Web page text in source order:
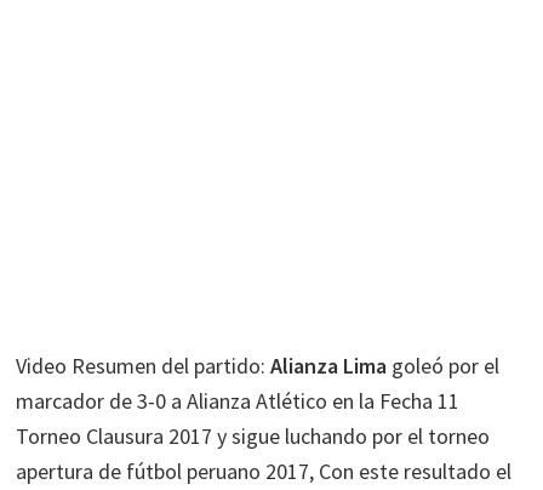
Video Resumen del partido:Alianza Lima goleó por el
marcador de 3-0 a Alianza Atlético en la Fecha 11
Torneo Clausura 2017 y sigue luchando por el torneo
apertura de fútbol peruano 2017, Con este resultado el